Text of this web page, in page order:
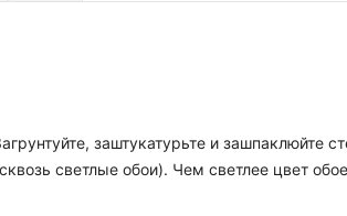
заштукатурьте и зашпаклюйте
светлые обои). Чем светлее цвет